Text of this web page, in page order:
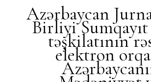
Azərbaycan
Birliyi Sumqayıt
təşkilatının
elektron